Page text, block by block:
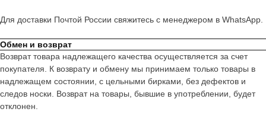
Для доставки Почтой России свяжитесь с менеджером в WhatsApp.
Обмен и возврат
Возврат товара надлежащего качества осуществляется за счет
покупателя. К возврату и обмену мы принимаем только товары в
надлежащем состоянии, с цельными бирками, без дефектов и
следов носки. Возврат на товары, бывшие в употреблении, будет
отклонен.